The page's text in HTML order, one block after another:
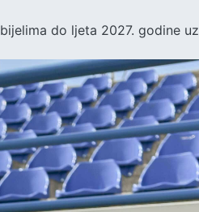
do ljeta 2027. godine uz